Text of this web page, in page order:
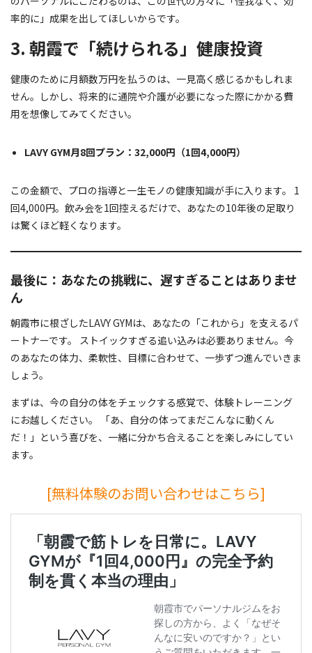
率的に」成果を出してほしいからです。
3. 朝霞で「続けられる」健康投資
健康のために月額数万円を払うのは、一見高く感じるかもしれま
せん。しかし、将来的に通院や介護が必要になった際にかかる費
用を想像してみてください。
LAVY GYM月8回プラン：32,000円（1回4,000円）
この金額で、プロの指導と一生モノの健康知識が手に入ります。 1
回4,000円。飲み会を1回控えるだけで、あなたの10年後の足取り
は驚くほど軽くなります。
最後に：あなたの挑戦に、遅すぎることはありませ
ん
朝霞市に根ざしたLAVY GYMは、あなたの「これから」を支えるパ
ートナーです。 ストイックすぎる追い込みは必要ありません。今
のあなたの体力、柔軟性、目標に合わせて、一歩ずつ進んでいきま
しょう。
まずは、今の自分の体をチェックする感覚で、体験トレーニング
にお越しください。 「あ、自分の体ってまだこんなに動くん
だ！」という喜びを、一緒に分かち合えることを楽しみにしてい
ます。
[無料体験のお問い合わせはこちら]